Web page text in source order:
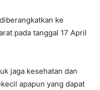
ke
pada tanggal 17 April
jaga kesehatan dan
apapun yang dapat